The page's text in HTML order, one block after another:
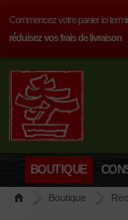
Commencez votre panier ici
réduisez vos frais de livraison
BOUTIQUE
Boutique